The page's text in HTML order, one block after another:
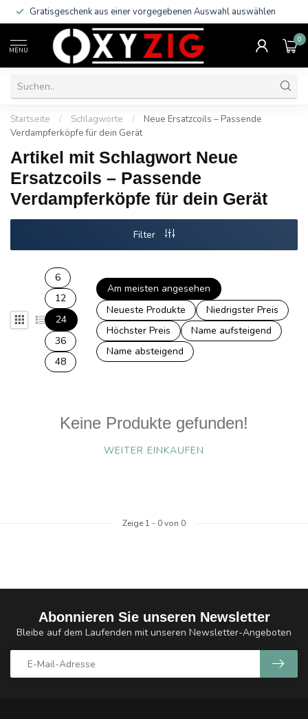
Gratisgeschenk aus einer vorgegebenen Auswahl auswählen
MENU
0
Startseite / Schlagworte /
Neue Ersatzcoils – Passende
Verdampferköpfe für dein Gerät
Artikel mit Schlagwort Neue
Ersatzcoils – Passende
Verdampferköpfe für dein Gerät
Filter
6
12
24
36
48
Am meisten angesehen
Neueste Produkte
Niedrigster Preis
Höchster Preis
Name aufsteigend
Name absteigend
Keine Produkte gefunden!
WEITER EINKAUFEN
Zeige 1 - 0von 0
Abonnieren Sie unseren Newsletter
Bleibe auf dem Laufenden mit unseren Newsletter-Angeboten